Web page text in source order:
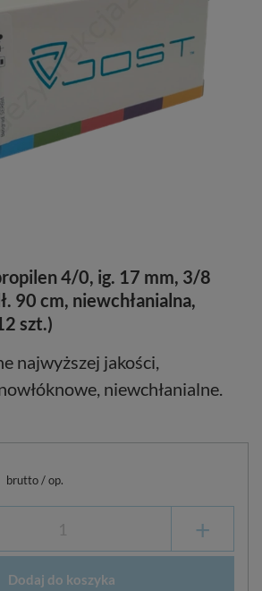
4/0, ig. 17 mm, 3/8
90 cm, niewchłanialna,
szt.)
najwyższej jakości,
niewchłanialne.
brutto/op.
+
Dodaj do koszyka